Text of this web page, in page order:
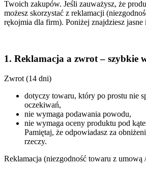
Twoich zakupów. Jeśli zauważysz, że
możesz skorzystać z reklamacji
rękojmia dla firm). Poniżej znajdziesz jasne
1. Reklamacja a zwrot – szybkie
Zwrot (14 dni)
dotyczy towaru, który po prostu nie
oczekiwań,
nie wymaga podawania powodu,
nie wymaga oceny produktu pod
Pamiętaj, że odpowiadasz za
rzeczy.
Reklamacja (niezgodność towaru z